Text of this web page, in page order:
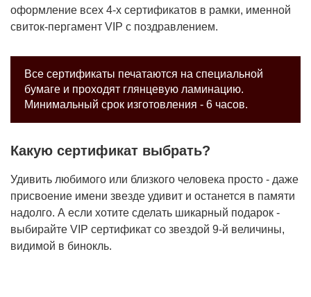
оформление всех 4-х сертификатов в рамки, именной
свиток-пергамент VIP с поздравлением.
Все сертификаты печатаются на специальной
бумаге и проходят глянцевую ламинацию.
Минимальный срок изготовления - 6 часов.
Какую сертификат выбрать?
Удивить любимого или близкого человека просто - даже
присвоение имени звезде удивит и останется в памяти
надолго. А если хотите сделать шикарный подарок -
выбирайте VIP сертификат со звездой 9-й величины,
видимой в бинокль.